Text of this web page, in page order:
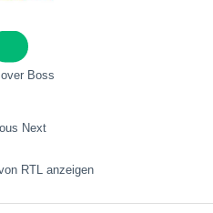
Boss
Next
RTL anzeigen